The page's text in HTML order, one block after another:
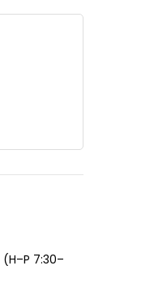
(H–P 7:30–